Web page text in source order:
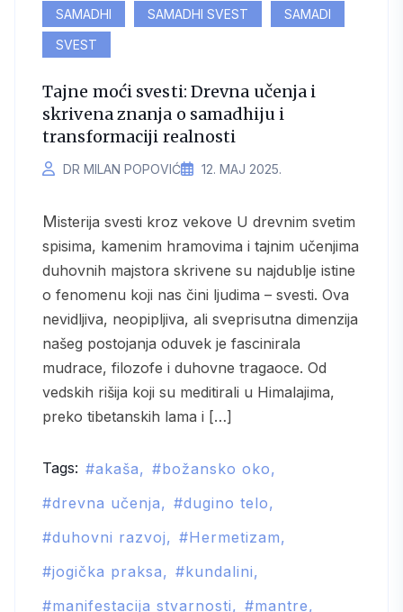
SAMADHI
SAMADHI SVEST
SAMADI
SVEST
Tajne moći svesti: Drevna učenja i
skrivena znanja o samadhiju i
transformaciji realnosti
DR MILAN POPOVIĆ 12. МАЈ 2025.
Misterija svesti kroz vekove U drevnim svetim
spisima, kamenim hramovima i tajnim učenjima
duhovnih majstora skrivene su najdublje istine
o fenomenu koji nas čini ljudima – svesti. Ova
nevidljiva, neopipljiva, ali sveprisutna dimenzija
našeg postojanja oduvek je fascinirala
mudrace, filozofe i duhovne tragaoce. Od
vedskih rišija koji su meditirali u Himalajima,
preko tibetanskih lama i […]
Tags: akaša
božansko oko
drevna učenja
dugino telo
duhovni razvoj
Hermetizam
jogička praksa
kundalini
manifestacija stvarnosti
mantre